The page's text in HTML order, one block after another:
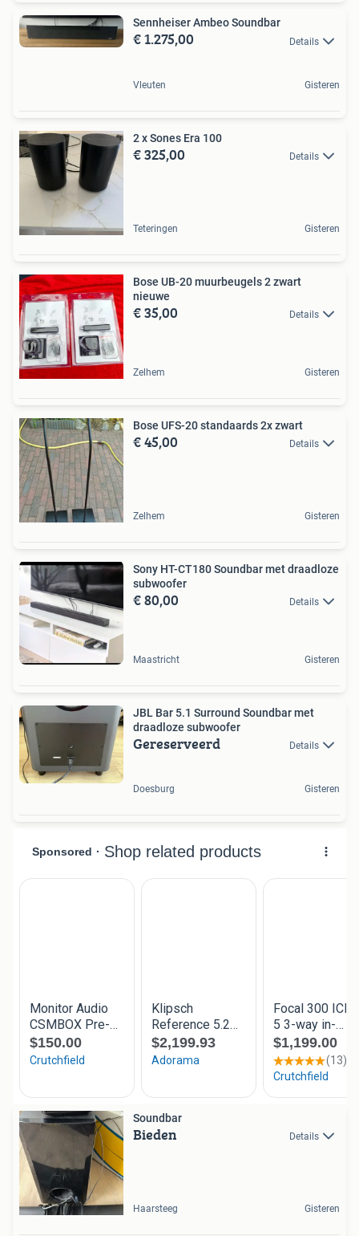
Sennheiser Ambeo Soundbar
€ 1.275,00 Details
Vleuten Gisteren
2 x Sones Era 100
€ 325,00 Details
Teteringen Gisteren
Bose UB-20 muurbeugels 2 zwart
nieuwe
€ 35,00 Details
Zelhem Gisteren
Bose UFS-20 standaards 2x zwart
€ 45,00 Details
Zelhem Gisteren
Sony HT-CT180 Soundbar met draadloze
subwoofer
€ 80,00 Details
Maastricht Gisteren
JBL Bar 5.1 Surround Soundbar met
draadloze subwoofer
Gereserveerd Details
Doesburg Gisteren
Soundbar
Bieden Details
Haarsteeg Gisteren